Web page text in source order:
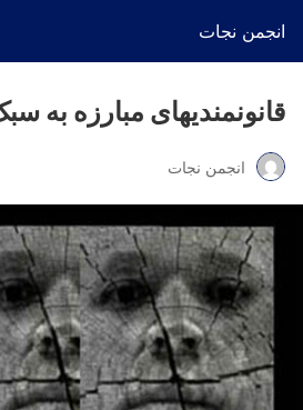
انجمن نجات
قانونمندیهای مبارزه به
انجمن نجات